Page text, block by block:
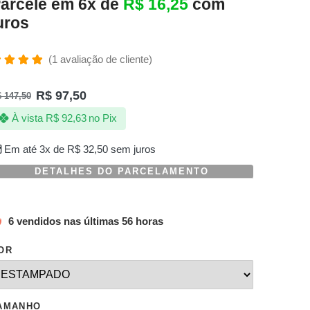
em 6x de R$ 16,25 com
de 5,
(1avaliação de cliente)
147,50 R$ 97,50
Em até 3x de R$32,50sem juros
À vista R$92,63 no Pix
DETALHES DO PARCELAMENTO
6 vendidos nas últimas 56 horas